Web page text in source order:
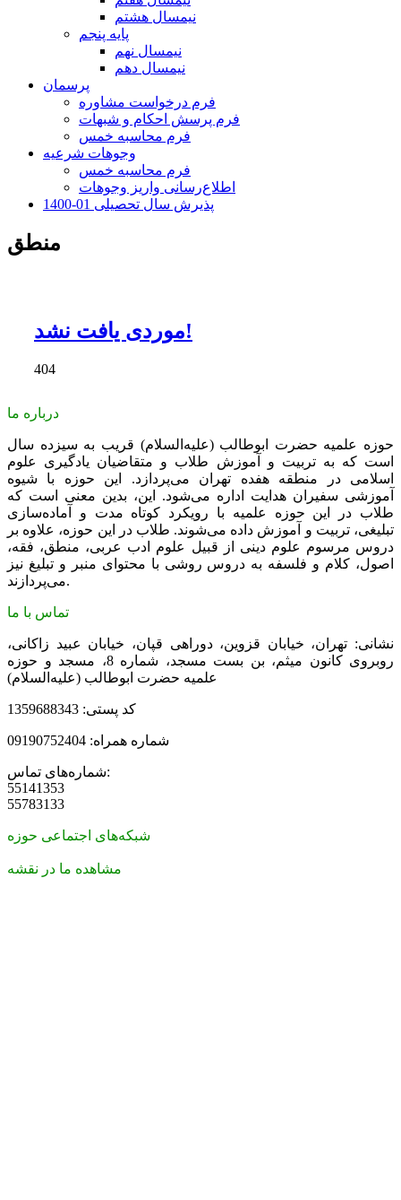
نیمسال هشتم
پایه پنجم
نیمسال نهم
نیمسال دهم
پرسمان
فرم درخواست مشاوره
فرم پرسش احکام و شبهات
فرم محاسبه خمس
وجوهات شرعیه
فرم محاسبه خمس
اطلاع‌رسانی واریز وجوهات
پذیرش سال تحصیلی 01-1400
منطق
موردی یافت نشد!
404
درباره ما
حوزه علمیه حضرت ابوطالب (علیه‌السلام) قریب به سیزده سال
است که به تربیت و آموزش طلاب و متقاضیان یادگیری علوم
اسلامی در منطقه هفده تهران می‌پردازد. این حوزه با شیوه
آموزشی سفیران هدایت اداره می‌شود. این، بدین معنی است که
طلاب در این حوزه علمیه با رویکرد کوتاه مدت و آماده‌سازی
تبلیغی، تربیت و آموزش داده می‌شوند. طلاب در این حوزه، علاوه بر
دروس مرسوم علوم دینی از قبیل علوم ادب عربی، منطق، فقه،
اصول، کلام و فلسفه به دروس روشی با محتوای منبر و تبلیغ نیز
می‌پردازند.
تماس با ما
نشانی: تهران، خیابان قزوین، دوراهی قپان، خیابان عبید زاکانی،
روبروی کانون میثم، بن بست مسجد، شماره 8، مسجد و حوزه
علمیه حضرت ابوطالب (علیه‌السلام)
کد پستی: 1359688343
شماره همراه: 09190752404
شماره‌های تماس:
55141353
55783133
شبکه‌های اجتماعی حوزه
مشاهده ما در نقشه